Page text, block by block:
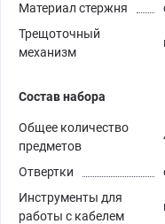
Материал стержня
Трещоточный
механизм
Состав набора
Общее количество
предметов
Отвертки
Инструменты для
работы с кабелем